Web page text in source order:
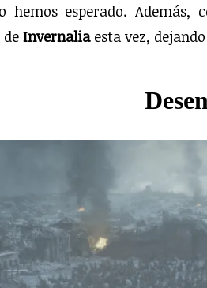
hemos esperado. Además,
Invernaliaesta vez,